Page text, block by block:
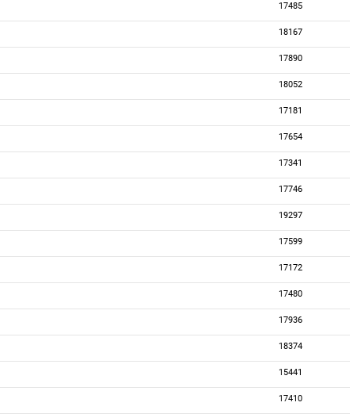
17485
18167
17890
18052
17181
17654
17341
17746
19297
17599
17172
17480
17936
18374
15441
17410